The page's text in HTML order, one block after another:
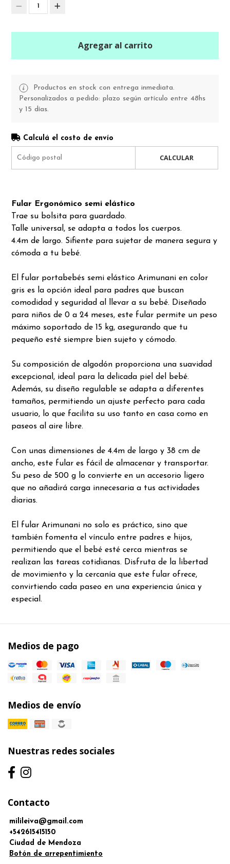
1
Agregar al carrito
Productos en stock con entrega inmediata.
Personalizados a pedido: plazo según artículo entre 48hs
y 15 días.
Calculá el costo de envío
CALCULAR
Fular Ergonómico semi elástico
Trae su bolsita para guardado.
Talle universal, se adapta a todos los cuerpos.
4.4m de largo. Sifiente para sujetar de manera segura y
cómoda a tu bebé.
El fular portabebés semi elástico Arimunani en color
gris es la opción ideal para padres que buscan
comodidad y seguridad al llevar a su bebé. Diseñado
para niños de 0 a 24 meses, este fular permite un peso
máximo soportado de 15 kg, asegurando que tu
pequeño esté siempre bien sujeto y cómodo.
Su composición de algodón proporciona una suavidad
excepcional, ideal para la delicada piel del bebé.
Además, su diseño regulable se adapta a diferentes
tamaños, permitiendo un ajuste perfecto para cada
usuario, lo que facilita su uso tanto en casa como en
paseos al aire libre.
Con unas dimensiones de 4.4m de largo y 38 cm de
ancho, este fular es fácil de almacenar y transportar.
Su peso de 500 g lo convierte en un accesorio ligero
que no añadirá carga innecesaria a tus actividades
diarias.
El fular Arimunani no solo es práctico, sino que
también fomenta el vínculo entre padres e hijos,
permitiendo que el bebé esté cerca mientras se
realizan las tareas cotidianas. Disfruta de la libertad
de movimiento y la cercanía que este fular ofrece,
convirtiendo cada paseo en una experiencia única y
especial.
Medios de pago
Medios de envío
Nuestras redes sociales
Contacto
milileiva@gmail.com
+542615415150
Ciudad de Mendoza
Botón de arrepentimiento